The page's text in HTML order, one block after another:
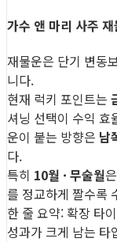
가수 앤 마리 사주
재물운은 단기 변동
니다.
현재 럭키 포인트는
셔닝 선택이 수익 효
운이 붙는 방향은 남
다.
특히 10월 · 무술월
를 정교하게 짤수록
한 줄 요약: 확장 타
성과가 크게 남는 타